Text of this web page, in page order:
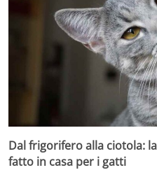
Dal frigorifero alla ciotola:
fatto in casa per i gatti